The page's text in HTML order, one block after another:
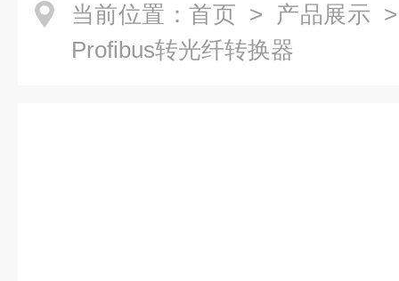
当前位置： 首页 > 产品展示
Profibus转光纤转换器